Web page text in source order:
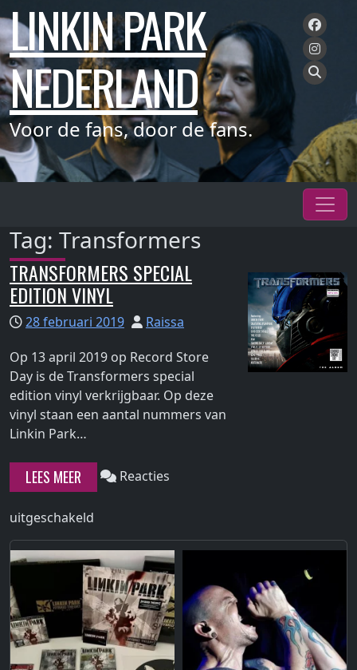
Meteen
naar
de
inhoud
LINKIN PARK
NEDERLAND
Voor de fans, door de fans.
Tag: Transformers
TRANSFORMERS SPECIAL
EDITION VINYL
28 februari 2019
Raissa
‪Op 13 april 2019 op Record Store
Day is de Transformers special
edition vinyl verkrijgbaar. Op deze
vinyl staan een aantal nummers van
Linkin Park…
"Transformers
Special
Edition
LEES MEER Reacties
uitgeschakeld
Transformers
Special
Edition
Vinyl